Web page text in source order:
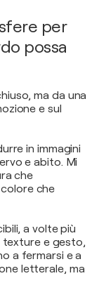
per
possa
ma da una
e sul
in immagini
e abito. Mi
che
che
a volte più
texture e gesto,
a fermarsi e a
letterale, ma